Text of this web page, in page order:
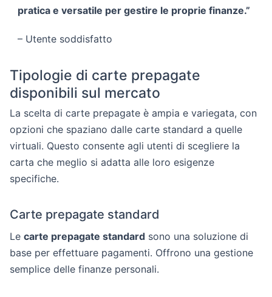
pratica e versatile per gestire le proprie finanze.”
– Utente soddisfatto
Tipologie di carte prepagate
disponibili sul mercato
La scelta di carte prepagate è ampia e variegata, con
opzioni che spaziano dalle carte standard a quelle
virtuali. Questo consente agli utenti di scegliere la
carta che meglio si adatta alle loro esigenze
specifiche.
Carte prepagate standard
Le carte prepagate standard sono una soluzione di
base per effettuare pagamenti. Offrono una gestione
semplice delle finanze personali.